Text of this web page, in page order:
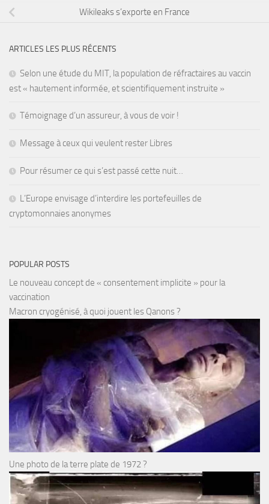
Wikileaks s’exporte en France
ARTICLES LES PLUS RÉCENTS
Selon une étude du MIT, la population de réfractaires au vaccin
est « hautement informée, et scientifiquement instruite »
Témoignage d’un assureur, à vous de voir !
Message à ceux qui veulent rester Libres
Pour résumer ce qui s’est passé cette nuit…
L’Europe envisage d’interdire les portefeuilles de
cryptomonnaies anonymes
POPULAR POSTS
Le nouveau concept de « consentement implicite » pour la
vaccination
Macron cryogénisé, à quoi jouent les Qanons ?
Une photo de la terre plate de 1972 ?